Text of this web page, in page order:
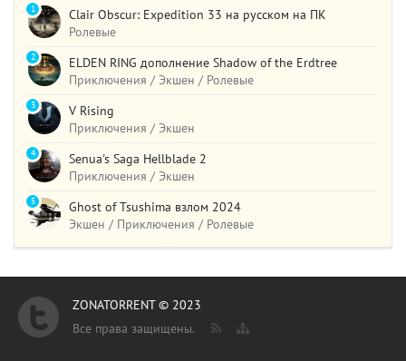
Clair Obscur: Expedition 33 на русском на ПК
Ролевые
1
ELDEN RING дополнение Shadow of the Erdtree
Приключения / Экшен / Ролевые
2
V Rising
Приключения / Экшен
3
Senua's Saga Hellblade 2
Приключения / Экшен
4
Ghost of Tsushima взлом 2024
Экшен / Приключения / Ролевые
5
ZONATORRENT © 2023
Все права защищены.